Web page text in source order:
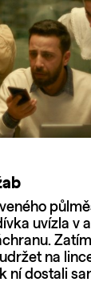
uvízla v
na
ní dostali